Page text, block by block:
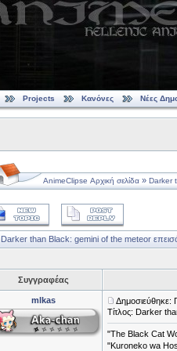
Projects Κανόνες Νέες
AnimeClipse Αρχική σελίδα » Darker
Darker than Black: gemini of the meteor
Συγγραφέας
mlkas
Δημοσιεύθηκε:
Τίτλος: Darker
"The Black Cat
"Kuroneko wa